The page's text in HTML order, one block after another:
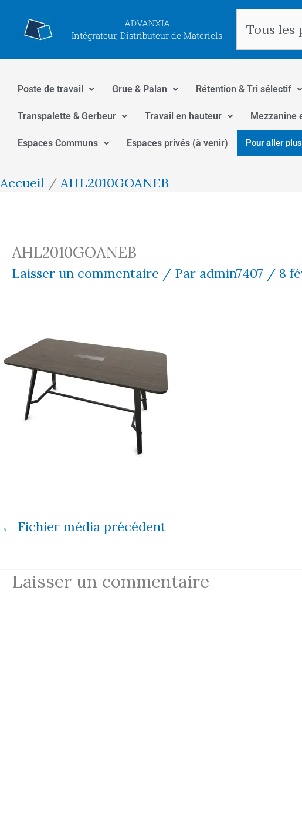
contenu
ADVANXIA
Intégrateur, Distributeur de Matériels
Poste de travail Grue & Palan Rétention & Tri sélectif
Transpalette & Gerbeur Travail en hauteur Mezzanine
Espaces Communs Espaces privés (à venir) Pour aller
Accueil AHL2010GOANEB
AHL2010GOANEB
Laisser un commentaire / Par admin7407 / 8
← Fichier média précédent
Laisser un commentaire